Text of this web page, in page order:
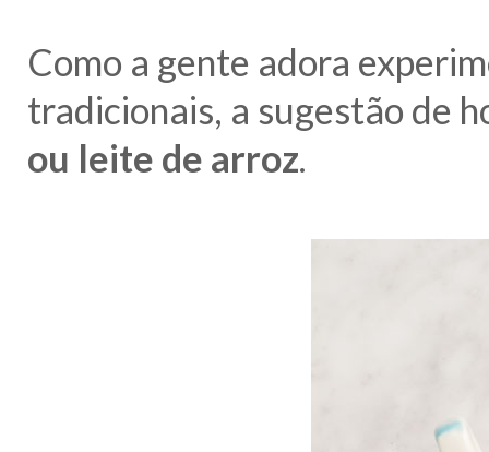
Como a gente adora
tradicionais, a sugestão de
ou leite de arroz.